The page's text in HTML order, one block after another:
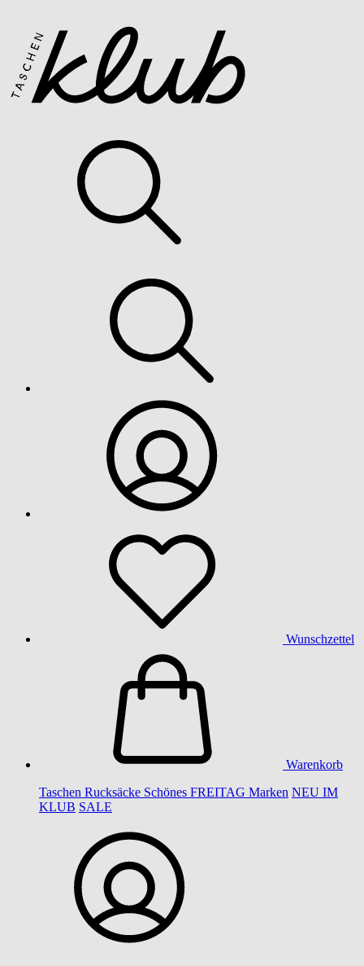
Wunschzettel
Warenkorb
Taschen Rucksäcke Schönes FREITAG Marken NEU IM
KLUB SALE